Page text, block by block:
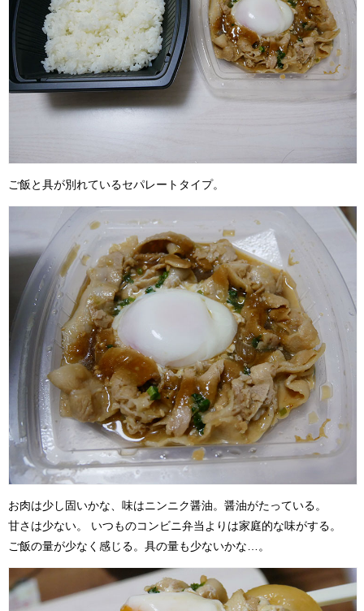
ご飯と具が別れているセパレートタイプ。
お肉は少し固いかな、味はニンニク醤油。醤油がたっている。
甘さは少ない。 いつものコンビニ弁当よりは家庭的な味がする。
ご飯の量が少なく感じる。具の量も少ないかな…。